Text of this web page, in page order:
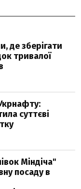
де зберігати
тривалої
суттєві
Міндіча"
посаду в